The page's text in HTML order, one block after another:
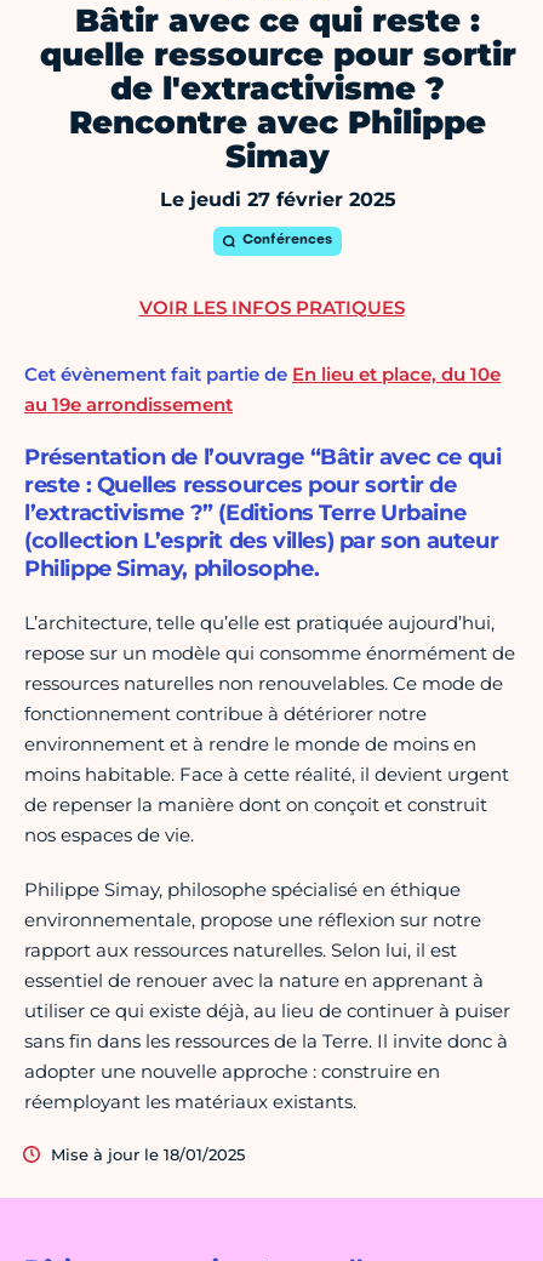
Bâtir avec ce qui reste :
quelle ressource pour sortir
de l'extractivisme ?
Rencontre avec Philippe
Simay
Le jeudi 27 février 2025
Conférences
Cet évènement fait partie de En lieu et place, du 10e
au 19e arrondissement
Présentation de l’ouvrage “Bâtir avec ce qui
reste : Quelles ressources pour sortir de
l’extractivisme ?” (Editions Terre Urbaine
(collection L’esprit des villes) par son auteur
Philippe Simay, philosophe.
L’architecture, telle qu’elle est pratiquée aujourd’hui,
repose sur un modèle qui consomme énormément de
ressources naturelles non renouvelables. Ce mode de
fonctionnement contribue à détériorer notre
environnement et à rendre le monde de moins en
moins habitable. Face à cette réalité, il devient urgent
de repenser la manière dont on conçoit et construit
nos espaces de vie.
Philippe Simay, philosophe spécialisé en éthique
environnementale, propose une réflexion sur notre
rapport aux ressources naturelles. Selon lui, il est
essentiel de renouer avec la nature en apprenant à
utiliser ce qui existe déjà, au lieu de continuer à puiser
sans fin dans les ressources de la Terre. Il invite donc à
adopter une nouvelle approche : construire en
réemployant les matériaux existants.
Mise à jour le 18/01/2025
VOIR LES INFOS PRATIQUES